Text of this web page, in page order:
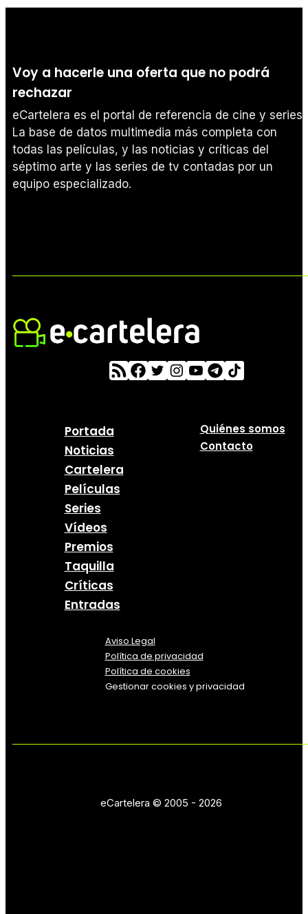
Voy a hacerle una oferta que no podrá
rechazar
eCartelera es el portal de referencia de cine y series.
La base de datos multimedia más completa con
todas las películas, y las noticias y críticas del
séptimo arte y las series de tv contadas por un
equipo especializado.
Portada
Noticias
Cartelera
Películas
Series
Vídeos
Premios
Taquilla
Críticas
Entradas
Quiénes somos
Contacto
Aviso Legal
Política de privacidad
Política de cookies
Gestionar cookies y privacidad
eCartelera © 2005 - 2026